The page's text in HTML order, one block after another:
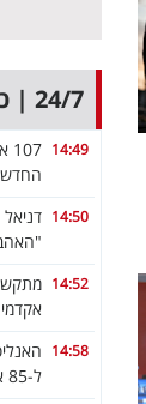
24/7 | כל הכותרות
14:49
14:50
14:52
14:58
ל-85 אלף דולר"